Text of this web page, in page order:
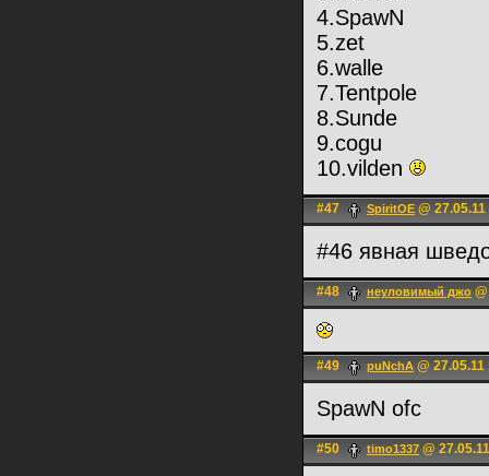
4.SpawN
5.zet
6.walle
7.Tentpole
8.Sunde
9.cogu
10.vilden
#47 SpiritOE @
#46 явная
#48 неуловимый джо
#49 puNchA @ 27.05.11
SpawN ofc
#50 timo1337 @